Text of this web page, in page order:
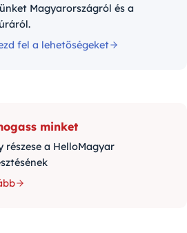
Magyarországról és a
fel a lehetőségeket
minket
részese a HelloMagyar